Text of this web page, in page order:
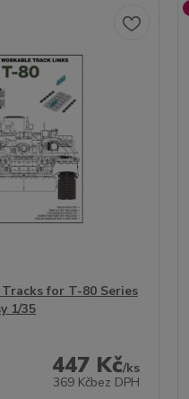
for T-80 Series
1/35
447 Kč/ks
369 Kčbez DPH